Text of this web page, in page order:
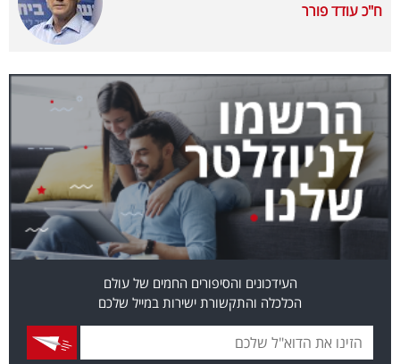
ניוזלטרים
מייל
אדום
אחרינו:
ח"כ עודד פורר
העידכונים והסיפורים החמים של עולם
הכלכלה והתקשורת ישירות במייל שלכם